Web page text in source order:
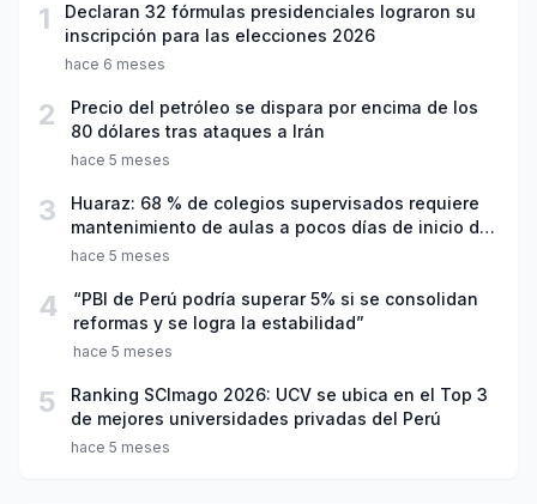
1
Declaran 32 fórmulas presidenciales lograron su
inscripción para las elecciones 2026
hace 6 meses
2
Precio del petróleo se dispara por encima de los
80 dólares tras ataques a Irán
hace 5 meses
3
Huaraz: 68 % de colegios supervisados requiere
mantenimiento de aulas a pocos días de inicio del
año escolar 2026
hace 5 meses
4
“PBI de Perú podría superar 5% si se consolidan
reformas y se logra la estabilidad”
hace 5 meses
5
Ranking SCImago 2026: UCV se ubica en el Top 3
de mejores universidades privadas del Perú
hace 5 meses